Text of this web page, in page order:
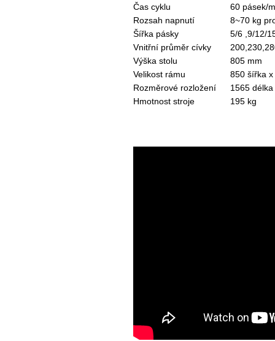
Čas cyklu
60 pásek/
Rozsah napnutí
8~70 kg
Šířka pásky
5/6 ,9/12/
Vnitřní průměr cívky
Výška stolu
805 mm
Velikost rámu
850 šířka
Rozměrové rozložení
1565
Hmotnost stroje
195 kg